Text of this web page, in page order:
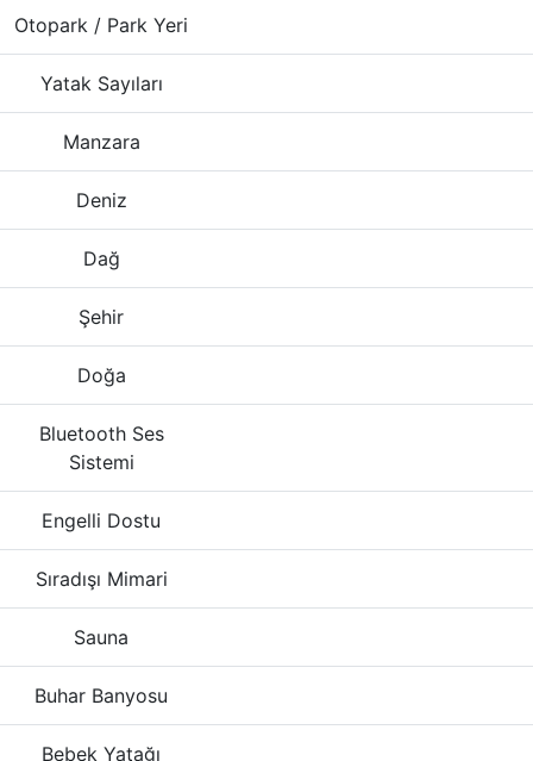
Otopark / Park Yeri
Yatak Sayıları
Manzara
Deniz
Dağ
Şehir
Doğa
Bluetooth Ses
Sistemi
Engelli Dostu
Sıradışı Mimari
Sauna
Buhar Banyosu
Bebek Yatağı